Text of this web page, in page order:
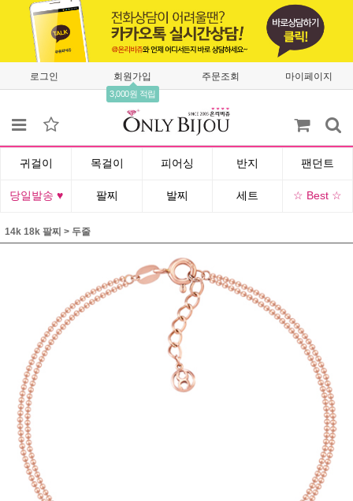
로그인 회원가입
3,000원 적립
주문조회 마이페이지
귀걸이 목걸이 피어싱 반지 팬던트
당일발송 ♥ 팔찌 발찌 세트 ☆ Best ☆
14k 18k 팔찌 > 두줄